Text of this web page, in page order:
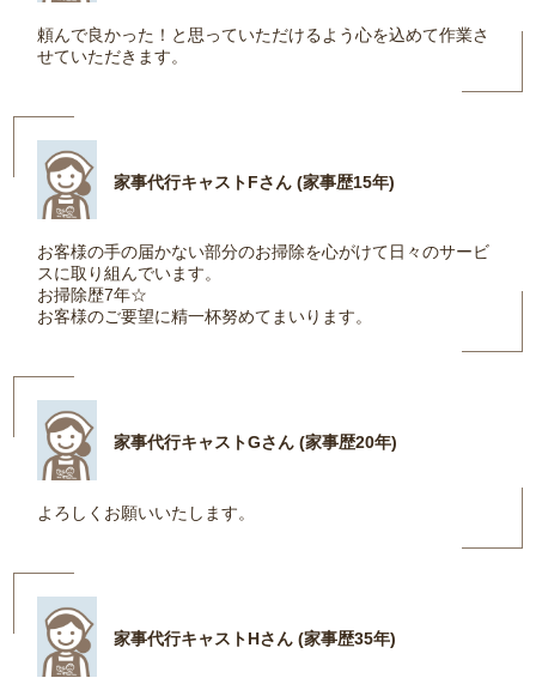
頼んで良かった！と思っていただけるよう心を込めて作業さ
せていただきます。
家事代行キャストFさん (家事歴15年)
お客様の手の届かない部分のお掃除を心がけて日々のサービ
スに取り組んでいます。
お掃除歴7年☆
お客様のご要望に精一杯努めてまいります。
家事代行キャストGさん (家事歴20年)
よろしくお願いいたします。
家事代行キャストHさん (家事歴35年)